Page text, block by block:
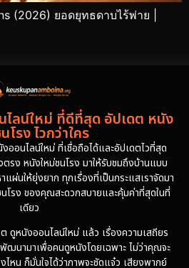
(2026) ยอดยุทธดาบไร้พ่าย |
ลน์ใหม่ ที่ดีที่สุด อัปเดต หนัง
โรง ไวกว่าใคร
ออนไลน์ใหม่ ที่เชื่อถือได้และอัปเดตไวที่สุด
รง หนังใหม่ชนโรง มาให้รับชมถึงบ้านแบบ
ผ่นให้ยุ่งยาก ทุกเรื่องที่เป็นกระแสเราจัดมา
โรง ของคุณสะดวกสบายและคุ้มค่าที่สุดในที่
เดียว
ดูหนังออนไลน์ใหม่ แล้ว เรื่องความเสถียร
ฒนามาเพื่อคนดูหนังโดยเฉพาะ ไม่ว่าคุณจะ
ไหน ก็มั่นใจได้ว่าภาพจะชัดแจ๋ว เสียงพากย์